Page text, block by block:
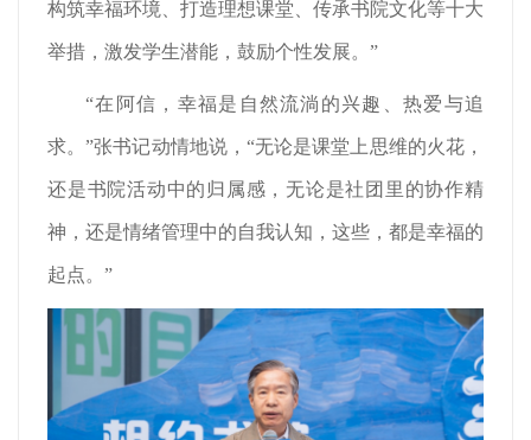
构筑幸福环境、打造理想课堂、传承书院文化等十大
举措，激发学生潜能，鼓励个性发展。”
“在阿信，幸福是自然流淌的兴趣、热爱与追
求。”张书记动情地说，“无论是课堂上思维的火花，
还是书院活动中的归属感，无论是社团里的协作精
神，还是情绪管理中的自我认知，这些，都是幸福的
起点。”